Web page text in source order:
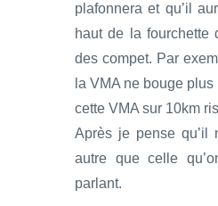
plafonnera et qu’il
haut de la fourchette
des compet. Par
la VMA ne bouge
cette VMA sur 10km
Après je pense qu’il
autre que celle
parlant.